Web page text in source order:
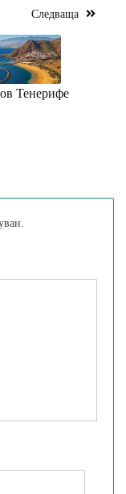
Следваща
Тенерифе